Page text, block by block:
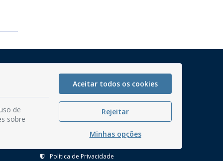
Perguntas frequentes
Manual de Navegação
Política de Privacidade
de
sobre
Aceitar todos os cookies
Rejeitar
Minhas opções